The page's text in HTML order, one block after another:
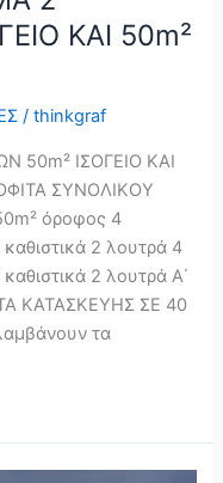
ΚΑΙ 50m²
/thinkgraf
50m² ΙΣΟΓΕΙΟ ΚΑΙ
ΣΥΝΟΛΙΚΟΥ
όροφος 4
2 λουτρά 4
2 λουτρά Α΄
ΚΑΤΑΣΚΕΥΗΣ ΣΕ 40
τα